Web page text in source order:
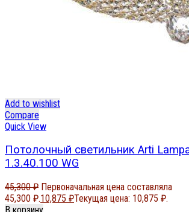
Add to wishlist
Compare
Quick View
Потолочный светильник Arti
1.3.40.100 WG
45,300₽ Первоначальная цена составляла
45,300 ₽.10,875 ₽Текущая цена: 10,875 ₽.